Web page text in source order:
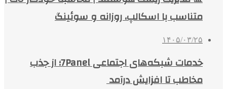
متناسب با اسکالپ، روزانه و سوئینگ
۱۴۰۵/۰۳/۲۵
خدمات شبکه‌های اجتماعی 7Panel؛ از جذب
مخاطب تا افزایش درآمد